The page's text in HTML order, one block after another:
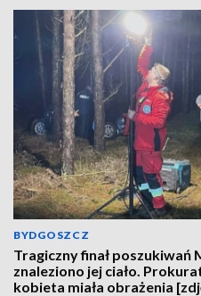
BYDGOSZCZ
Tragiczny finał poszukiwań
znaleziono jej ciało.
kobieta miała obrażenia